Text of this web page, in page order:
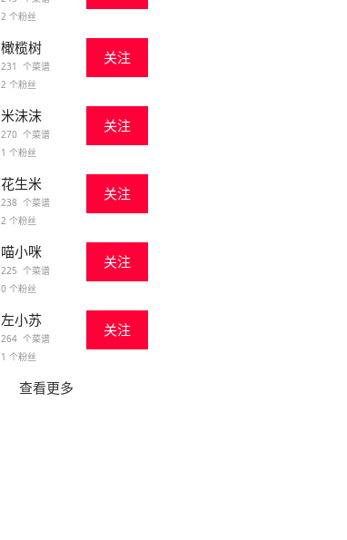
2 个粉丝
橄榄树
231 个菜谱
2 个粉丝
关注
米沫沫
270 个菜谱
1 个粉丝
关注
花生米
238 个菜谱
2 个粉丝
关注
喵小咪
225 个菜谱
0 个粉丝
关注
左小苏
264 个菜谱
1 个粉丝
关注
查看更多